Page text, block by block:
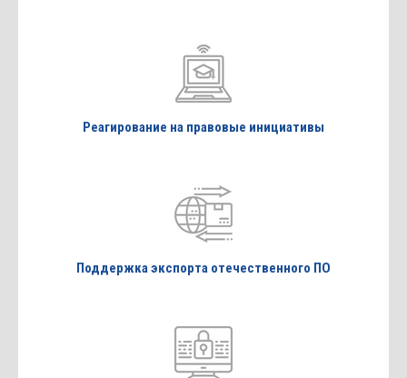
Реагирование на правовые инициативы
Поддержка экспорта отечественного ПО